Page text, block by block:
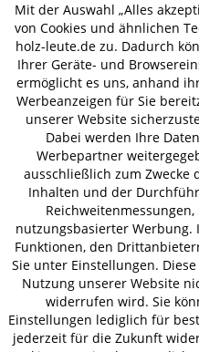
ZAHLUNGSARTEN
VERSAND
AGB
© 2026
* Alle Preise inkl. gesetzl.
Mit der Auswahl „Alles
von Cookies und ähnlichen
holz-leute.de zu. Dadurch
Ihrer Geräte- und
ermöglicht es uns, anhand
Werbeanzeigen für Sie
unserer Website
Dabei werden Ihre
Werbepartner
ausschließlich zum Zwecke
Inhalten und der
nutzungsbasierter
Funktionen, den
Sie unter Einstellungen.
Nutzung unserer Website
widerrufen wird. Sie
Einstellungen lediglich für
jederzeit für die Zukunft